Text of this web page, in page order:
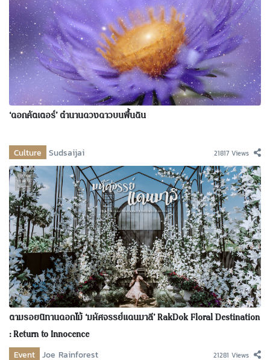
‘ดอกคัตเตอร์’ ตำนานดวงดาวบนพื้นดิน
Culture Sudsaijai 21817 Views
ตามรอยนิทานดอกไม้ ‘มหัศจรรย์แดนมาลี’ RakDok Floral Destination
: Return to Innocence
Event Joe Rainforest 21281 Views